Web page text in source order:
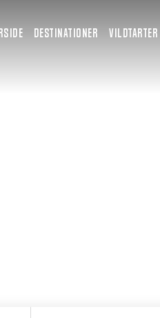
DESTINATIONER VILDTARTER